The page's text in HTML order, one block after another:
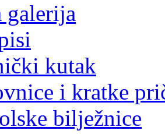
galerija
kutak
i kratke
bilježnice